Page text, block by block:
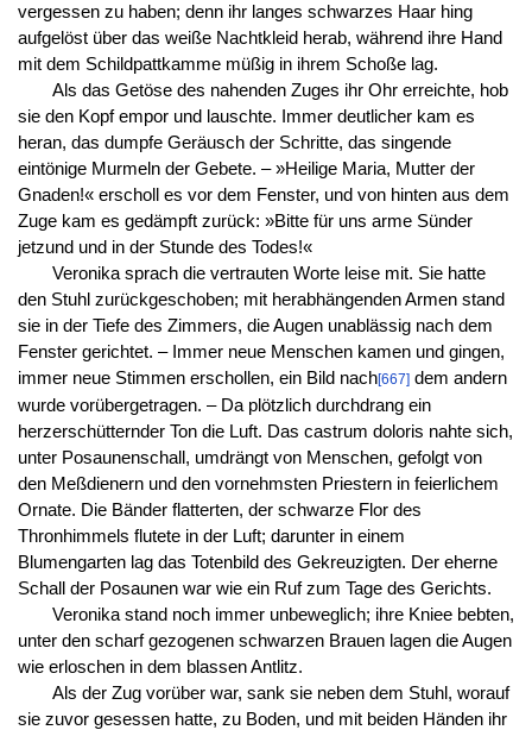
vergessen zu haben; denn ihr langes schwarzes Haar hing
aufgelöst über das weiße Nachtkleid herab, während ihre Hand
mit dem Schildpattkamme müßig in ihrem Schoße lag.
Als das Getöse des nahenden Zuges ihr Ohr erreichte, hob
sie den Kopf empor und lauschte. Immer deutlicher kam es
heran, das dumpfe Geräusch der Schritte, das singende
eintönige Murmeln der Gebete. – »Heilige Maria, Mutter der
Gnaden!« erscholl es vor dem Fenster, und von hinten aus dem
Zuge kam es gedämpft zurück: »Bitte für uns arme Sünder
jetzund und in der Stunde des Todes!«
Veronika sprach die vertrauten Worte leise mit. Sie hatte
den Stuhl zurückgeschoben; mit herabhängenden Armen stand
sie in der Tiefe des Zimmers, die Augen unablässig nach dem
Fenster gerichtet. – Immer neue Menschen kamen und gingen,
immer neue Stimmen erschollen, ein Bild nach[667]dem andern
wurde vorübergetragen. – Da plötzlich durchdrang ein
herzerschütternder Ton die Luft. Das castrum doloris nahte sich,
unter Posaunenschall, umdrängt von Menschen, gefolgt von
den Meßdienern und den vornehmsten Priestern in feierlichem
Ornate. Die Bänder flatterten, der schwarze Flor des
Thronhimmels flutete in der Luft; darunter in einem
Blumengarten lag das Totenbild des Gekreuzigten. Der eherne
Schall der Posaunen war wie ein Ruf zum Tage des Gerichts.
Veronika stand noch immer unbeweglich; ihre Kniee bebten,
unter den scharf gezogenen schwarzen Brauen lagen die Augen
wie erloschen in dem blassen Antlitz.
Als der Zug vorüber war, sank sie neben dem Stuhl, worauf
sie zuvor gesessen hatte, zu Boden, und mit beiden Händen ihr